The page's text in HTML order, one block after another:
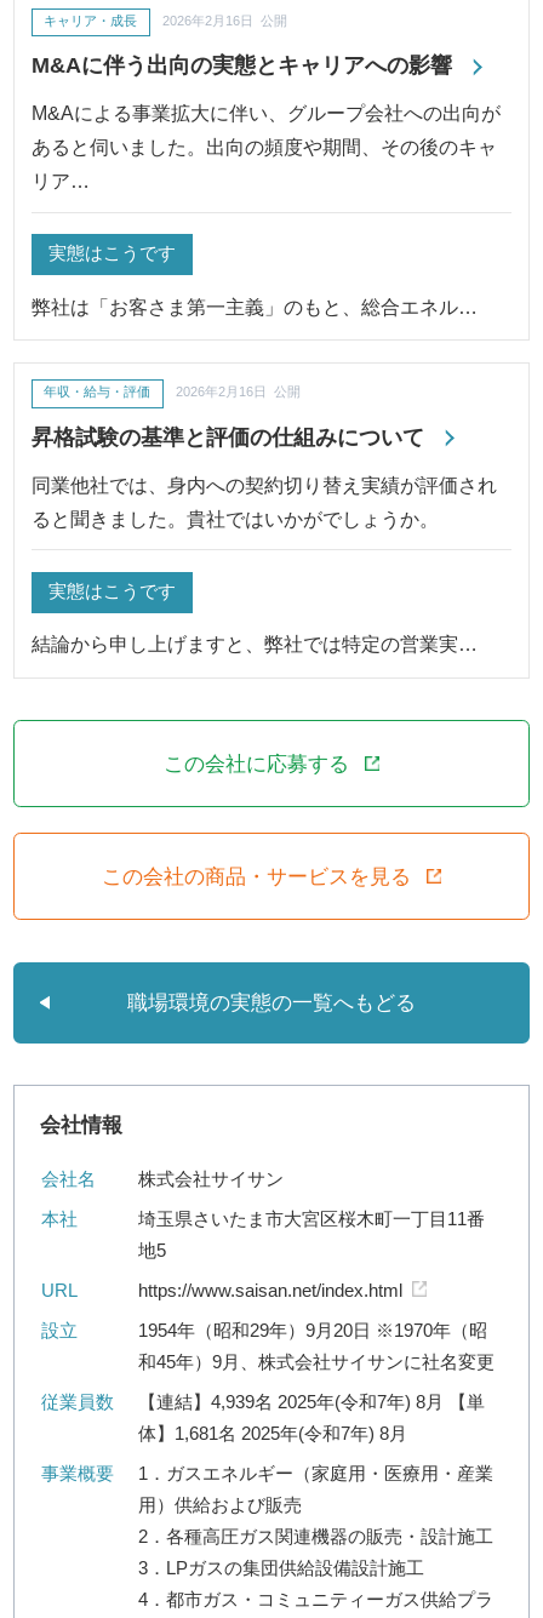
M&Aに伴う出向の実態とキャリアへの影響
キャリア・成長 2026年2月16日 公開
M&Aによる事業拡大に伴い、グループ会社への出向が
あると伺いました。出向の頻度や期間、その後のキャ
リア…
実態はこうです
弊社は「お客さま第一主義」のもと、総合エネル…
昇格試験の基準と評価の仕組みについて
年収・給与・評価 2026年2月16日 公開
同業他社では、身内への契約切り替え実績が評価され
ると聞きました。貴社ではいかがでしょうか。
実態はこうです
結論から申し上げますと、弊社では特定の営業実…
この会社に応募する
この会社の商品・サービスを見る
職場環境の実態の一覧へもどる
会社情報
会社名
株式会社サイサン
本社
埼玉県さいたま市大宮区桜木町一丁目11番
地5
URL
https://www.saisan.net/index.html
設立
1954年（昭和29年）9月20日 ※1970年（昭
和45年）9月、株式会社サイサンに社名変更
従業員数
【連結】4,939名 2025年(令和7年) 8月 【単
体】1,681名 2025年(令和7年) 8月
事業概要
1．ガスエネルギー（家庭用・医療用・産業
用）供給および販売
2．各種高圧ガス関連機器の販売・設計施工
3．LPガスの集団供給設備設計施工
4．都市ガス・コミュニティーガス供給プラ